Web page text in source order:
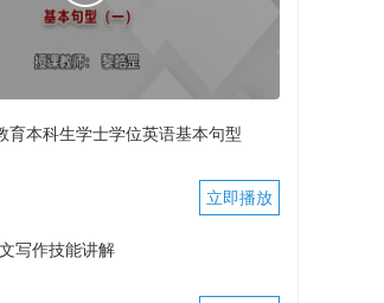
育本科生学士学位英语基本句型
立即播放
写作技能讲解